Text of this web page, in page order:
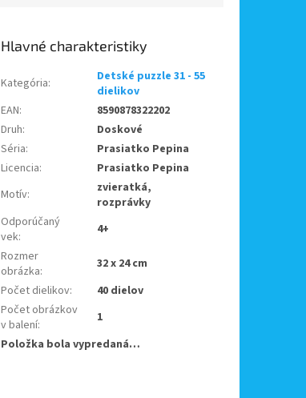
Kategória:
Detské puzzle 31 - 55
dielikov
EAN:
8590878322202
Druh:
Doskové
Séria:
Prasiatko Pepina
Licencia:
Prasiatko Pepina
Motív:
zvieratká,
rozprávky
Odporúčaný
vek:
4+
Rozmer
obrázka:
32 x 24 cm
Počet dielikov:
40 dielov
Počet obrázkov
v balení:
1
Položka bola vypredaná…